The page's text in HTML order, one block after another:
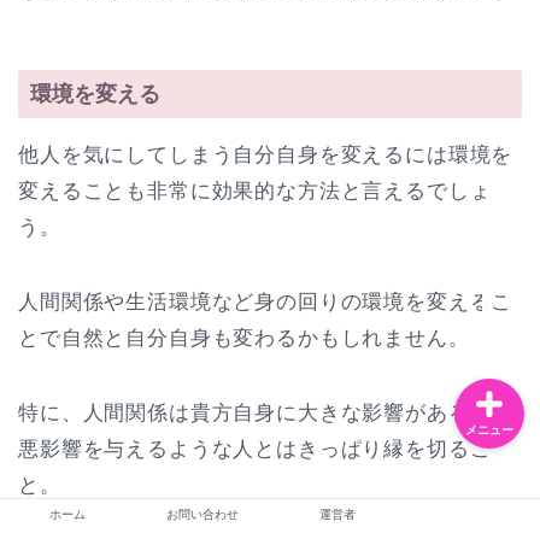
環境を変える
他人を気にしてしまう自分自身を変えるには環境を
変えることも非常に効果的な方法と言えるでしょ
う。
人間関係や生活環境など身の回りの環境を変えるこ
とで自然と自分自身も変わるかもしれません。
特に、人間関係は貴方自身に大きな影響があるので
悪影響を与えるような人とはきっぱり縁を切るこ
と。
ホーム お問い合わせ 運営者
メニュー
運営者
ライフスタイル